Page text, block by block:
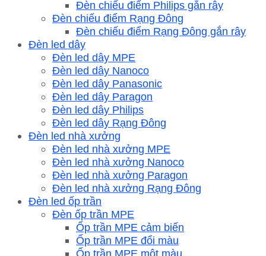
Đèn chiếu điểm Philips gắn rây
Đèn chiếu điểm Rạng Đông
Đèn chiếu điểm Rạng Đông gắn rây
Đèn led dây
Đèn led dây MPE
Đèn led dây Nanoco
Đèn led dây Panasonic
Đèn led dây Paragon
Đèn led dây Philips
Đèn led dây Rạng Đông
Đèn led nhà xưởng
Đèn led nhà xưởng MPE
Đèn led nhà xưởng Nanoco
Đèn led nhà xưởng Paragon
Đèn led nhà xưởng Rạng Đông
Đèn led ốp trần
Đèn ốp trần MPE
Ốp trần MPE cảm biến
Ốp trần MPE đổi màu
Ốp trần MPE một màu